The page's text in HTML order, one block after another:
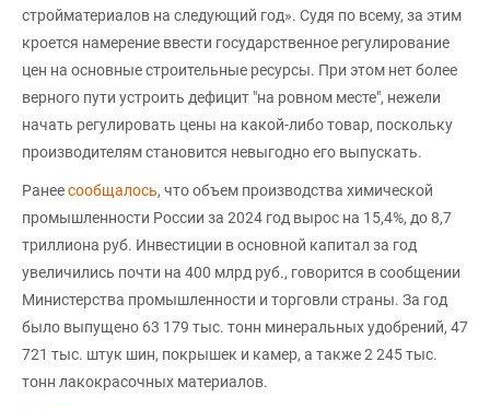
стройматериалов на следующий год». Судя по всему, за этим
кроется намерение ввести государственное регулирование
цен на основные строительные ресурсы. При этом нет более
верного пути устроить дефицит "на ровном месте", нежели
начать регулировать цены на какой-либо товар, поскольку
производителям становится невыгодно его выпускать.
Ранеесообщалось, что объем производства химической
промышленности России за 2024 год вырос на 15,4%, до 8,7
триллиона руб. Инвестиции в основной капитал за год
увеличились почти на 400 млрд руб., говорится в сообщении
Министерства промышленности и торговли страны. За год
было выпущено 63 179 тыс. тонн минеральных удобрений, 47
721 тыс. штук шин, покрышек и камер, а также 2 245 тыс.
тонн лакокрасочных материалов.